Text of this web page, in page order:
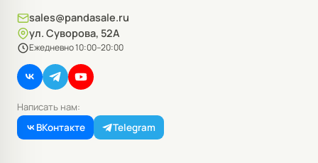
sales@pandasale.ru
ул. Суворова, 52А
Ежедневно 10:00–20:00
Написать нам:
ВКонтакте
Telegram